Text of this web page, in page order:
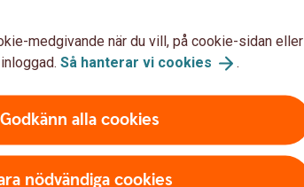
medgivande när du vill, på cookie-sidan eller
Så hanterar vi cookies .
Godkänn alla cookies
nödvändiga cookies